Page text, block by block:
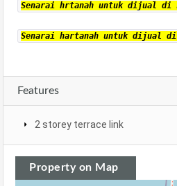
Senarai hrtanah untuk dijual di
Senarai hartanah untuk dijual di
Features
2 storey terrace link
Property on Map